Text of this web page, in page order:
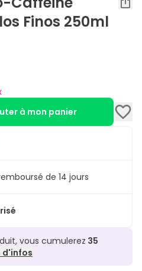
Finos 250ml
à mon panier
de 14 jours
vous cumulerez 35
d'infos